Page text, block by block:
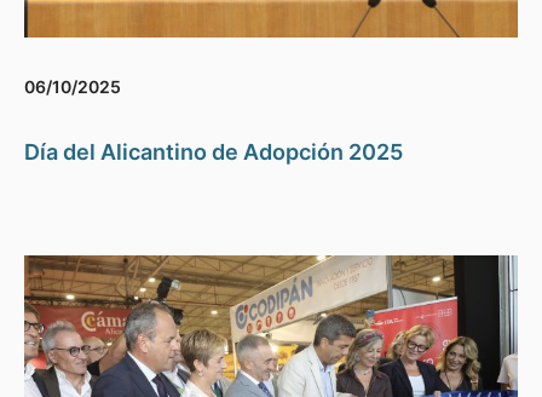
06/10/2025
Día del Alicantino de Adopción 2025